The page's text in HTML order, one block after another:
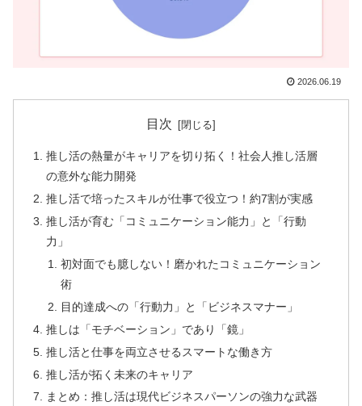
2026.06.19
目次
推し活の熱量がキャリアを切り拓く！社会人推し活層
の意外な能力開発
推し活で培ったスキルが仕事で役立つ！約7割が実感
推し活が育む「コミュニケーション能力」と「行動
力」
初対面でも臆しない！磨かれたコミュニケーション
術
目的達成への「行動力」と「ビジネスマナー」
推しは「モチベーション」であり「鏡」
推し活と仕事を両立させるスマートな働き方
推し活が拓く未来のキャリア
まとめ：推し活は現代ビジネスパーソンの強力な武器